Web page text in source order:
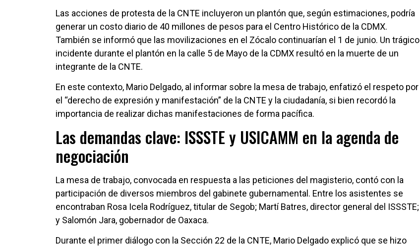
Las acciones de protesta de la CNTE incluyeron un plantón que, según estimaciones, podría
generar un costo diario de 40 millones de pesos para el Centro Histórico de la CDMX.
También se informó que las movilizaciones en el Zócalo continuarían el 1 de junio. Un trágico
incidente durante el plantón en la calle 5 de Mayo de la CDMX resultó en la muerte de un
integrante de la CNTE.
En este contexto, Mario Delgado, al informar sobre la mesa de trabajo, enfatizó el respeto por
el “derecho de expresión y manifestación” de la CNTE y la ciudadanía, si bien recordó la
importancia de realizar dichas manifestaciones de forma pacífica.
Las demandas clave: ISSSTE y USICAMM en la agenda de
negociación
La mesa de trabajo, convocada en respuesta a las peticiones del magisterio, contó con la
participación de diversos miembros del gabinete gubernamental. Entre los asistentes se
encontraban Rosa Icela Rodríguez, titular de Segob; Martí Batres, director general del ISSSTE;
y Salomón Jara, gobernador de Oaxaca.
Durante el primer diálogo con la Sección 22 de la CNTE, Mario Delgado explicó que se hizo